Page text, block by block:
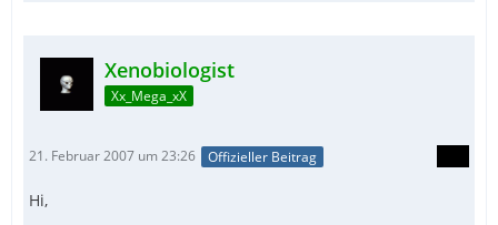
Xenobiologist
Xx_Mega_xX
21. Februar 2007 um 23:26 Offizieller Beitrag
Hi,